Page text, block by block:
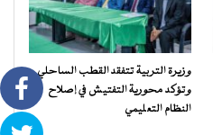
وزيرة التربية تتفقد القطب الساحلي
وتؤكد محورية التفتيش في إصلاح
النظام التعليمي